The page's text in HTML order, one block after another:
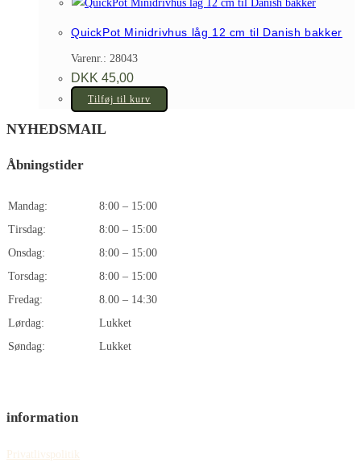
QuickPot Minidrivhus låg 12 cm til Danish bakker
Varenr.: 28043
DKK 45,00
Tilføj til kurv
NYHEDSMAIL
Åbningstider
Mandag:
8:00 – 15:00
Tirsdag:
8:00 – 15:00
Onsdag:
8:00 – 15:00
Torsdag:
8:00 – 15:00
Fredag:
8.00 – 14:30
Lørdag:
Lukket
Søndag:
Lukket
information
Privatlivspolitik